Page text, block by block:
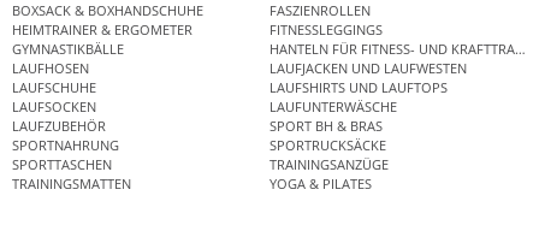
BOXSACK & BOXHANDSCHUHE
FASZIENROLLEN
HEIMTRAINER & ERGOMETER
FITNESSLEGGINGS
GYMNASTIKBÄLLE
HANTELN FÜR FITNESS- UND
LAUFHOSEN
LAUFJACKEN UND LAUFWESTEN
LAUFSCHUHE
LAUFSHIRTS UND LAUFTOPS
LAUFSOCKEN
LAUFUNTERWÄSCHE
LAUFZUBEHÖR
SPORT BH & BRAS
SPORTNAHRUNG
SPORTRUCKSÄCKE
SPORTTASCHEN
TRAININGSANZÜGE
TRAININGSMATTEN
YOGA & PILATES